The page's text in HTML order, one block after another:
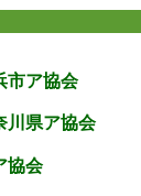
市ア協会
川県ア協会
協会